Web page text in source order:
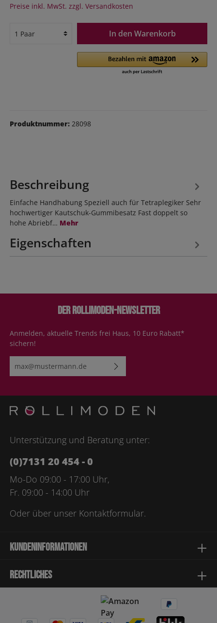
Preise inkl. MwSt. zzgl. Versandkosten
In den Warenkorb
Produktnummer: 28098
Beschreibung
Einfache Handhabung Speziell auch für Tetraplegiker Sehr
hochwertiger Kautschuk-Gummibesatz Fast doppelt so
hohe Abriebf… Mehr
Eigenschaften
Der Rollimoden-Newsletter
Anmelden, aktuelle Trends frei Haus, 10 Euro Rabatt*
sichern!
Bitte geben Sie die abgebildeten Zeichen ein*
Unterstützung und Beratung unter:
(0)7131 20 454 - 0
Mo-Do 09:00 - 17:00 Uhr,
Fr. 09:00 - 14:00 Uhr
Oder über unser Kontaktformular.
Kundeninformationen
Rechtliches